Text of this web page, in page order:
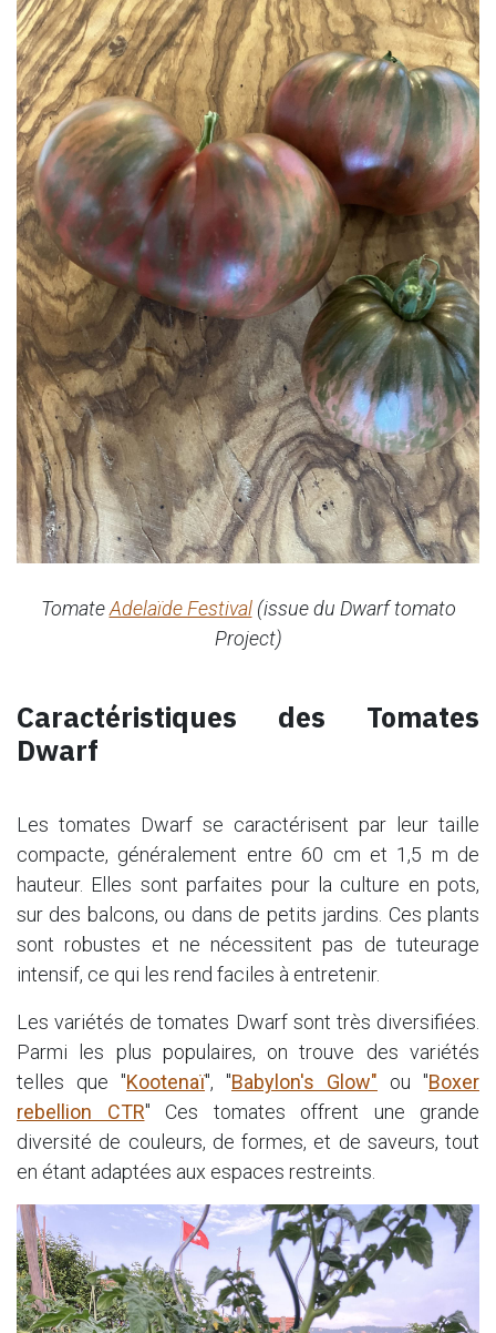
TomateAdelaïde Festival(issue du Dwarf tomato
Project)
Caractéristiques des Tomates
Dwarf
Les tomates Dwarf se caractérisent par leur taille
compacte, généralement entre 60 cm et 1,5 m de
hauteur. Elles sont parfaites pour la culture en pots,
sur des balcons, ou dans de petits jardins. Ces plants
sont robustes et ne nécessitent pas de tuteurage
intensif, ce qui les rend faciles à entretenir.
Les variétés de tomates Dwarf sont très diversifiées.
Parmi les plus populaires, on trouve des variétés
telles que "Kootenaï", "Babylon's Glow" ou "Boxer
rebellion CTR" Ces tomates offrent une grande
diversité de couleurs, de formes, et de saveurs, tout
en étant adaptées aux espaces restreints.